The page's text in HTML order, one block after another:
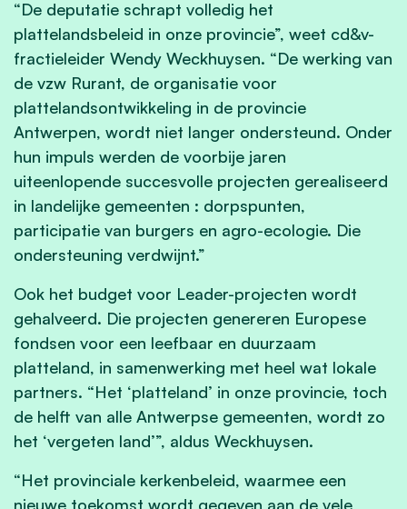
“De deputatie schrapt volledig het
plattelandsbeleid in onze provincie”, weet cd&v-
fractieleider Wendy Weckhuysen. “De werking van
de vzw Rurant, de organisatie voor
plattelandsontwikkeling in de provincie
Antwerpen, wordt niet langer ondersteund. Onder
hun impuls werden de voorbije jaren
uiteenlopende succesvolle projecten gerealiseerd
in landelijke gemeenten : dorpspunten,
participatie van burgers en agro-ecologie. Die
ondersteuning verdwijnt.”
Ook het budget voor Leader-projecten wordt
gehalveerd. Die projecten genereren Europese
fondsen voor een leefbaar en duurzaam
platteland, in samenwerking met heel wat lokale
partners. “Het ‘platteland’ in onze provincie, toch
de helft van alle Antwerpse gemeenten, wordt zo
het ‘vergeten land’”, aldus Weckhuysen.
“Het provinciale kerkenbeleid, waarmee een
nieuwe toekomst wordt gegeven aan de vele